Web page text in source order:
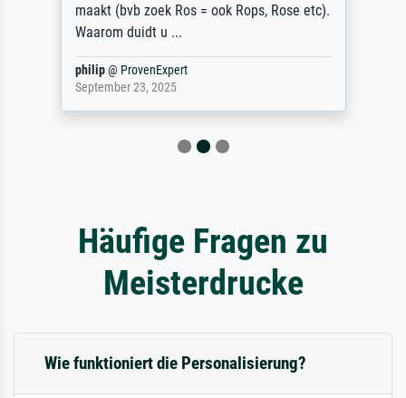
maakt (bvb zoek Ros = ook Rops, Rose etc).
Waarom duidt u ...
philip@ ProvenExpert
September 23, 2025
Häufige Fragen zu
Meisterdrucke
Wie funktioniert die Personalisierung?